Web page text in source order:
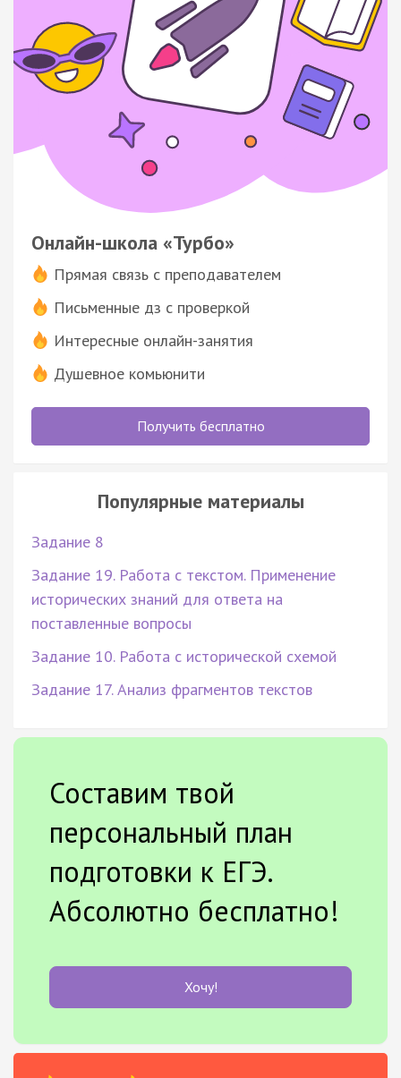
Онлайн-школа «Турбо»
Прямая связь с преподавателем
Письменные дз с проверкой
Интересные онлайн-занятия
Душевное комьюнити
Получить бесплатно
Популярные материалы
Задание 8
Задание 19. Работа с текстом. Применение
исторических знаний для ответа на
поставленные вопросы
Задание 10. Работа с исторической схемой
Задание 17. Анализ фрагментов текстов
Составим твой
персональный план
подготовки к ЕГЭ.
Абсолютно бесплатно!
Хочу!